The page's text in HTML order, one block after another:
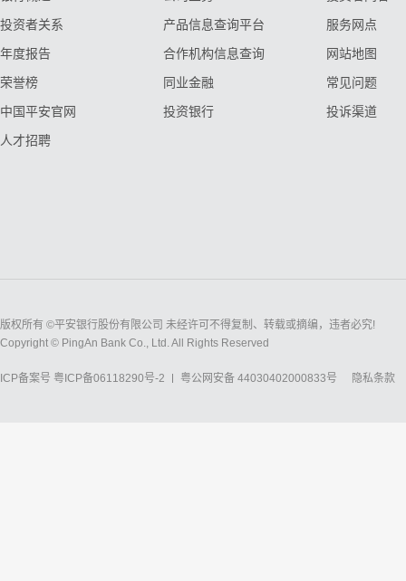
投资者关系
年度报告
荣誉榜
中国平安官网
人才招聘
产品信息查询平台
合作机构信息查询
同业金融
投资银行
服务网点
网站地图
常见问题
投诉渠道
版权所有 ©平安银行股份有限公司 未经许可不得复制、转载或摘编，违者必究!
Copyright © PingAn Bank Co., Ltd. All Rights Reserved
ICP备案号 粤ICP备06118290号-2 粤公网安备 44030402000833号 隐私条款